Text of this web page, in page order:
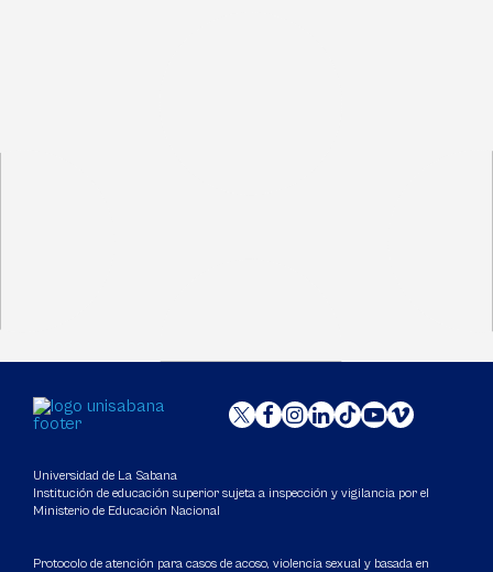
Universidad de La Sabana
Institución de educación superior sujeta a inspección y vigilancia por el
Ministerio de Educación Nacional
Protocolo de atención para casos de acoso, violencia sexual y basada en